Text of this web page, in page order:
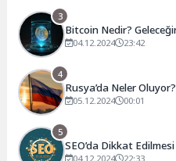
3
Bitcoin Nedir?
Bilmeniz Gerekenler
04.12.2024 23:42
4
Rusya’da Neler
05.12.2024 00:01
5
SEO’da Dikkat
04.12.2024 22:33